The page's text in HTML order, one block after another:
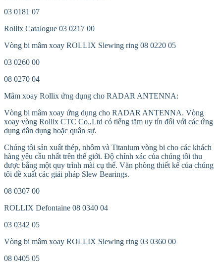
03 0181 07
Rollix Catalogue 03 0217 00
Vòng bi mâm xoay ROLLIX Slewing ring 08 0220 05
03 0260 00
08 0270 04
Mâm xoay Rollix ứng dụng cho RADAR ANTENNA:
Vòng bi mâm xoay ứng dụng cho RADAR ANTENNA. Vòng
xoay vòng Rollix CTC Co.,Ltd có tiếng tăm uy tín đối với các ứng
dụng dân dụng hoặc quân sự.
Chúng tôi sản xuất thép, nhôm và Titanium vòng bi cho các khách
hàng yêu cầu nhất trên thế giới. Độ chính xác của chúng tôi thu
được bằng một quy trình mài cụ thể. Văn phòng thiết kế của chúng
tôi đề xuất các giải pháp Slew Bearings.
08 0307 00
ROLLIX Defontaine 08 0340 04
03 0342 05
Vòng bi mâm xoay ROLLIX Slewing ring 03 0360 00
08 0405 05